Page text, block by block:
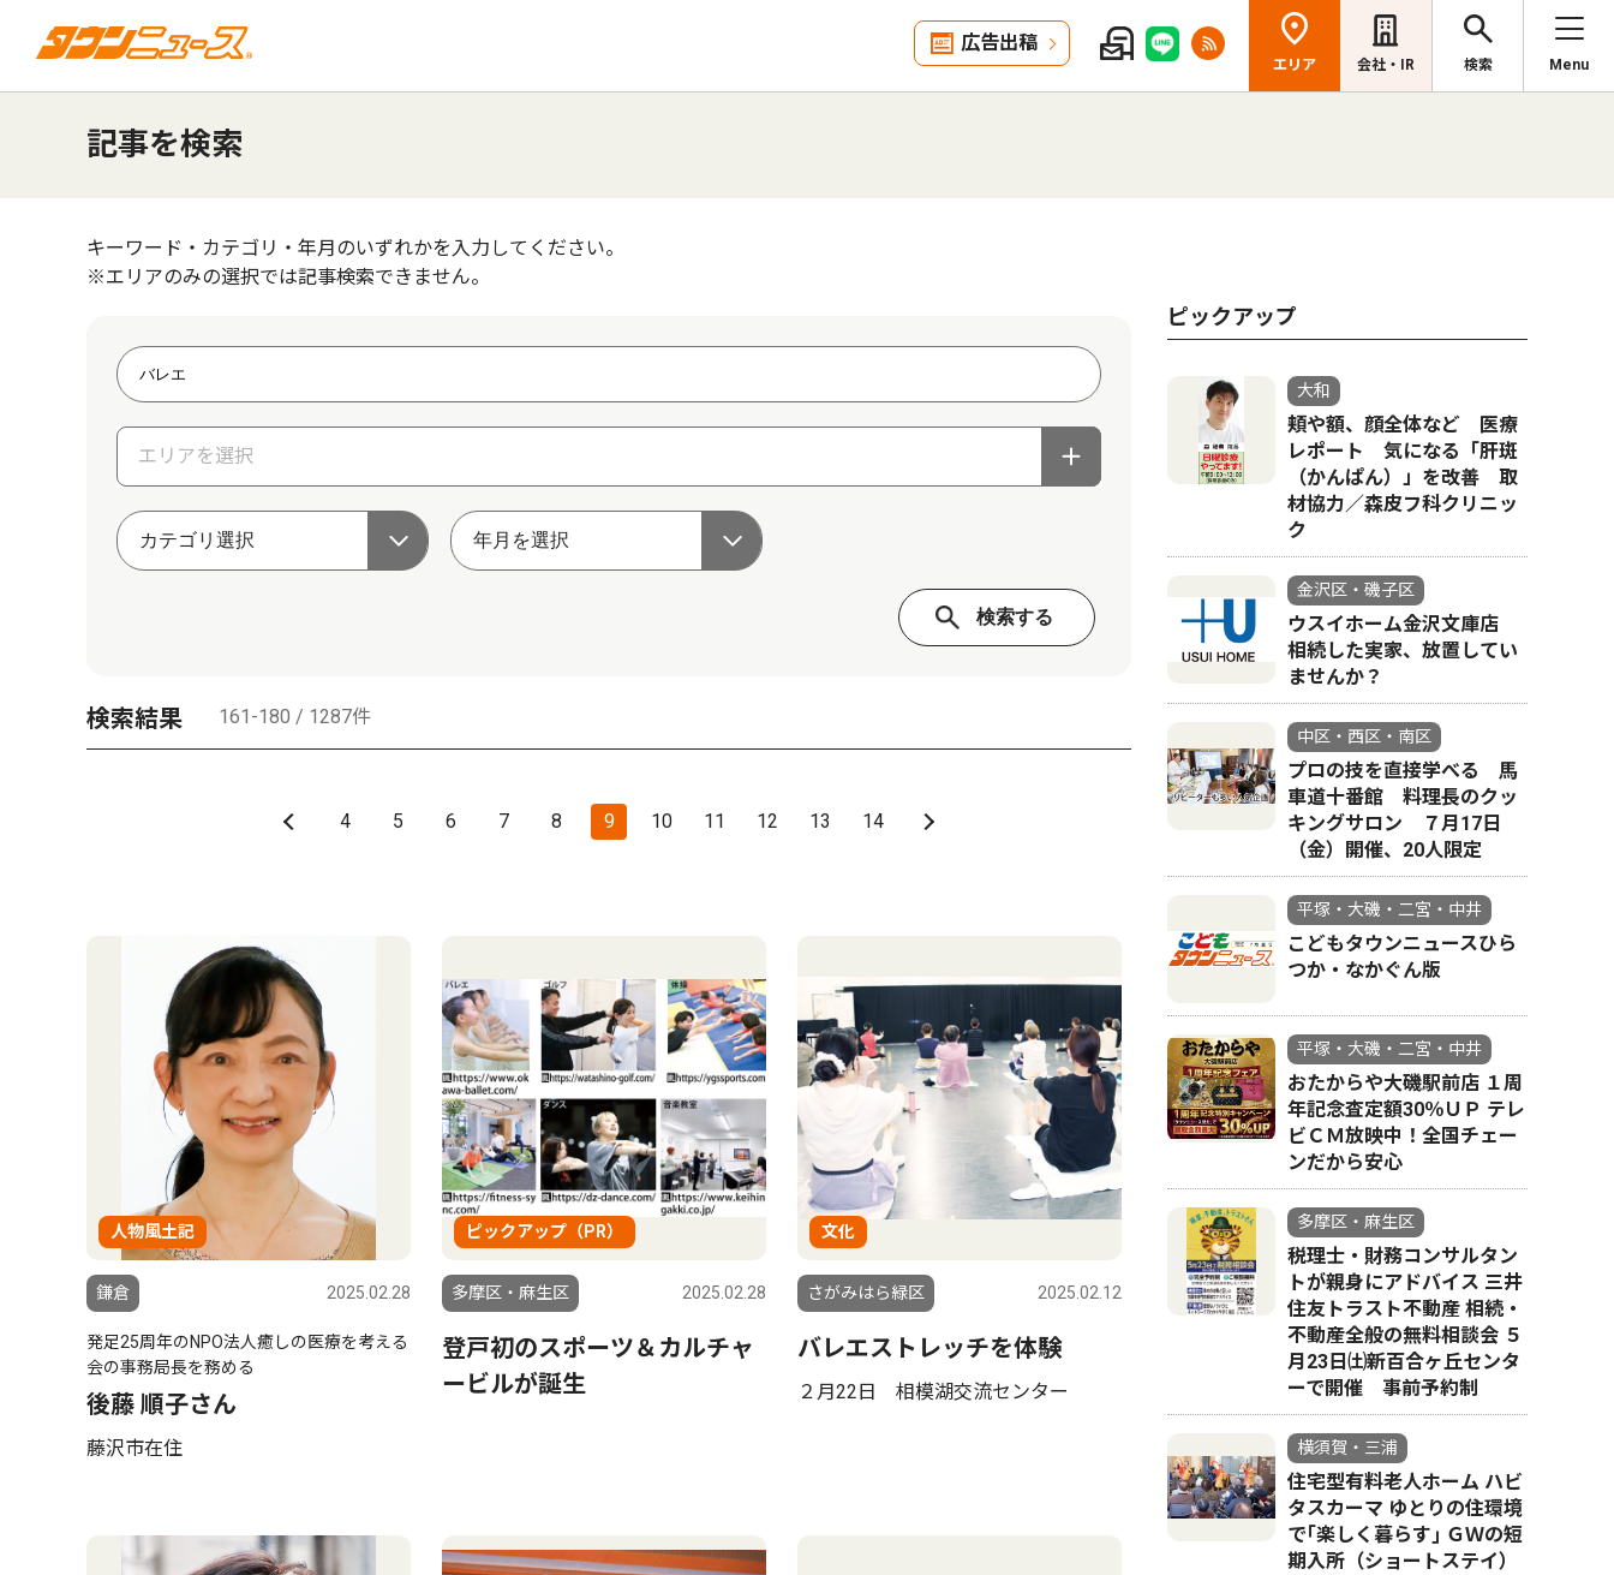
広告出稿
エリア 会社・IR 検索 Menu
記事を検索
キーワード・カテゴリ・年月のいずれかを入力してください。
※エリアのみの選択では記事検索できません。
エリアを選択
検索結果 161-180 / 1287件
4 5 6 7 8 9 10 11 12 13 14
人物風土記
鎌倉 2025.02.28
発足25周年のNPO法人癒しの医療を考える
会の事務局長を務める
後藤 順子さん
藤沢市在住
ピックアップ（PR）
多摩区・麻生区 2025.02.28
登戸初のスポーツ＆カルチャ
ービルが誕生
文化
さがみはら緑区 2025.02.12
バレエストレッチを体験
２月22日 相模湖交流センター
ピックアップ
大和
頬や額、顔全体など 医療
レポート 気になる「肝斑
（かんぱん）」を改善 取
材協力／森皮フ科クリニッ
ク
金沢区・磯子区
ウスイホーム金沢文庫店
相続した実家、放置してい
ませんか？
中区・西区・南区
プロの技を直接学べる 馬
車道十番館 料理長のクッ
キングサロン ７月17日
（金）開催、20人限定
平塚・大磯・二宮・中井
こどもタウンニュースひら
つか・なかぐん版
平塚・大磯・二宮・中井
おたからや大磯駅前店 １周
年記念査定額30％ＵＰ テレ
ビＣＭ放映中！全国チェー
ンだから安心
多摩区・麻生区
税理士・財務コンサルタン
トが親身にアドバイス 三井
住友トラスト不動産 相続・
不動産全般の無料相談会 ５
月23日㈯新百合ヶ丘センタ
ーで開催 事前予約制
横須賀・三浦
住宅型有料老人ホーム ハビ
タスカーマ ゆとりの住環境
で｢楽しく暮らす｣ ＧＷの短
期入所（ショートステイ）